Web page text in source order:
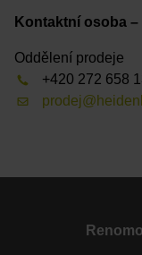
Kontaktní osoba –
Oddělení prodeje
+420 272 658